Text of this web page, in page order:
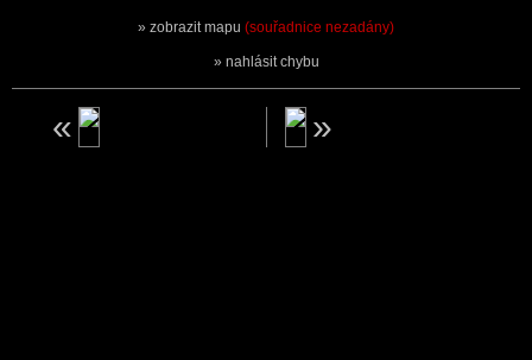
zobrazit mapu (souřadnice nezadány)
nahlásit chybu